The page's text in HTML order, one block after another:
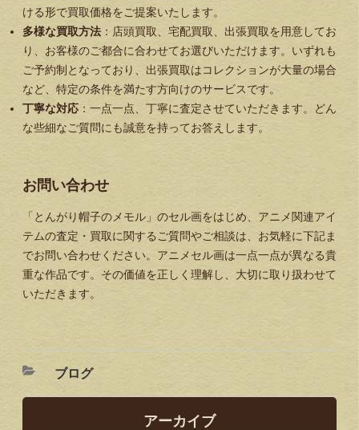
ける形で買取価格をご提案いたします。
多様な買取方法 ：店頭買取、宅配買取、出張買取を用意してお
り、お客様のご都合に合わせてお選びいただけます。いずれも
ご予約制となっており、出張買取はコレクションが大量の場合
など、特定の条件を満たす方向けのサービスです。
丁寧な対応 ：一点一点、丁寧に査定させていただきます。どん
な些細なご質問にも誠意を持ってお答えします。
お問い合わせ
「とんがり帽子のメモル」のセル画をはじめ、アニメ関連アイ
テムの査定・買取に関するご質問やご相談は、お気軽に下記ま
でお問い合わせください。アニメセル画は一点一点が異なる貴
重な作品です。その価値を正しく理解し、大切に取り扱わせて
いただきます。
ブログ
アーカイブ